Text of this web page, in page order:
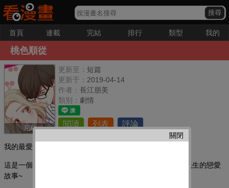
首頁 連載 完結 排行 類型 我的
桃色順從
完結
更新至： 短篇
更新于： 2019-04-14
作者： 長江朋美
類別： 劇情
閱讀 列表 評論
我的最愛：
這是一個未能逃離前男友陰影的栞奈,和栞奈繼父的弟弟涼先生的戀愛
故事~
關閉